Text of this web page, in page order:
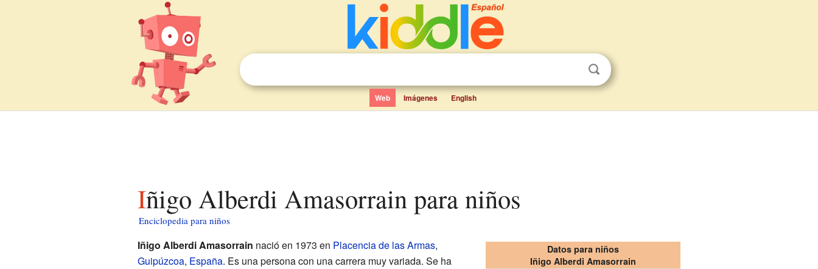
Web Imágenes English
Iñigo Alberdi Amasorrain para niños
Enciclopedia para niños
Datos para niños
Iñigo Alberdi Amasorrain
Iñigo Alberdi Amasorrain nació en 1973 en Placencia de las Armas,
Guipúzcoa, España. Es una persona con una carrera muy variada. Se ha